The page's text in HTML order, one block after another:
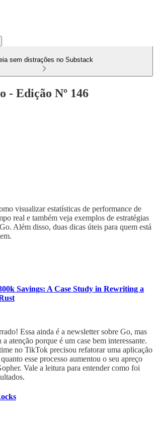
sem distrações no Substack
- Edição Nº 146
visualizar estatísticas de performance de
real e também veja exemplos de estratégias
Além disso, duas dicas úteis para quem está
Savings: A Case Study in Rewriting a
Essa ainda é a newsletter sobre Go, mas
a atenção porque é um case bem interessante.
no TikTok precisou refatorar uma aplicação
esse processo aumentou o seu apreço
Vale a leitura para entender como foi